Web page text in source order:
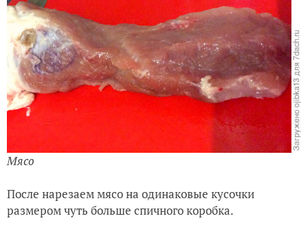
Мясо
После нарезаем мясо на одинаковые кусочки
размером чуть больше спичного коробка.